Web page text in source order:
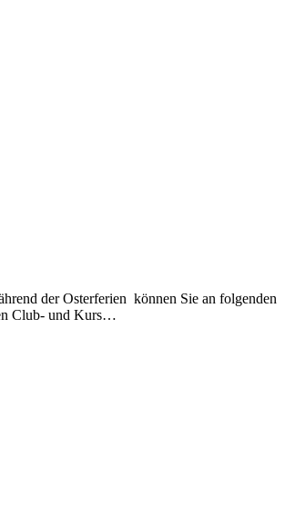
der Osterferien können Sie an folgenden
Club- und Kurs…